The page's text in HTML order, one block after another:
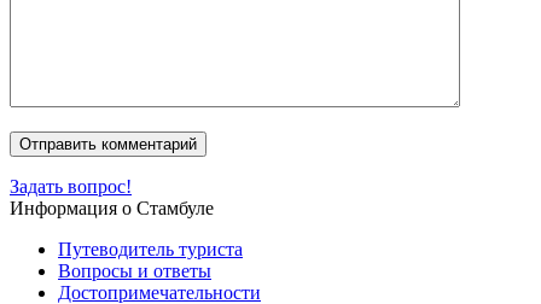
Задать вопрос!
Информация о Стамбуле
Путеводитель туриста
Вопросы и ответы
Достопримечательности